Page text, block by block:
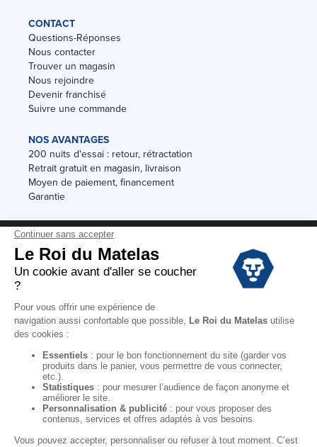
CONTACT
Questions-Réponses
Nous contacter
Trouver un magasin
Nous rejoindre
Devenir franchisé
Suivre une commande
NOS AVANTAGES
200 nuits d'essai : retour, rétractation
Retrait gratuit en magasin, livraison
Moyen de paiement, financement
Garantie
Conditions des offres
Black Friday
Destockage
Conditions Générales de vente magasin
Mentions Légales
Données personnelles
Codes promo Le Roi du Matelas